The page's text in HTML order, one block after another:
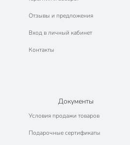
Отзывы и предложения
Вход в личный кабинет
Контакты
Документы
Условия продажи товаров
Подарочные сертификаты